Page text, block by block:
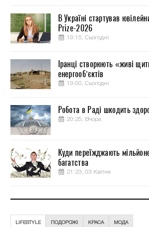
В Україні стартував
Prize-2026
19:15, Сьогодні
Іранці створюють «живі
енергооб’єктів
19:00, Сьогодні
Робота в Раді шкодить
20:25, Вчора
Куди переїжджають
багатства
21:23, 03 Квітня
LIFESTYLE ПОДОРОЖІ КРАСА МОДА